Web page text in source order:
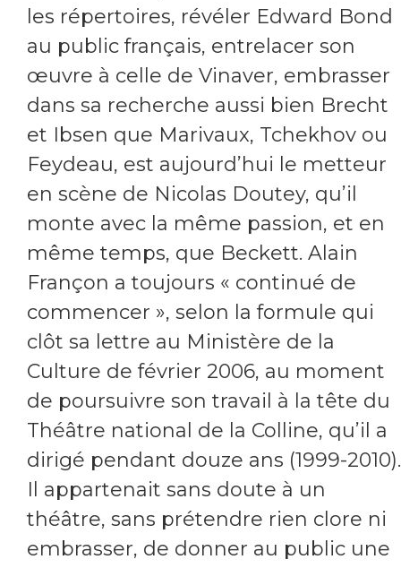
les répertoires, révéler Edward Bond
au public français, entrelacer son
œuvre à celle de Vinaver, embrasser
dans sa recherche aussi bien Brecht
et Ibsen que Marivaux, Tchekhov ou
Feydeau, est aujourd’hui le metteur
en scène de Nicolas Doutey, qu’il
monte avec la même passion, et en
même temps, que Beckett. Alain
Françon a toujours « continué de
commencer », selon la formule qui
clôt sa lettre au Ministère de la
Culture de février 2006, au moment
de poursuivre son travail à la tête du
Théâtre national de la Colline, qu’il a
dirigé pendant douze ans (1999-2010).
Il appartenait sans doute à un
théâtre, sans prétendre rien clore ni
embrasser, de donner au public une